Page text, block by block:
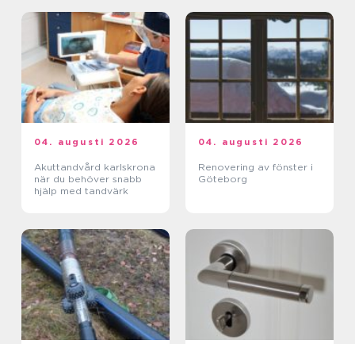
04. augusti 2026
Akuttandvård karlskrona
när du behöver snabb
hjälp med tandvärk
04. augusti 2026
Renovering av fönster i
Göteborg